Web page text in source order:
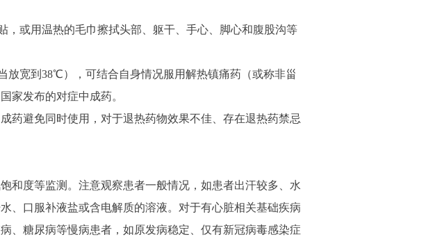
或用温热的毛巾擦拭头部、躯干、手心、脚心和腹股沟等
宽到38℃），可结合自身情况服用解热镇痛药（或称非甾
家发布的对症中成药。
避免同时使用，对于退热药物效果不佳、存在退热药禁忌
度等监测。注意观察患者一般情况，如患者出汗较多、水
、口服补液盐或含电解质的溶液。对于有心脏相关基础疾病
、糖尿病等慢病患者，如原发病稳定、仅有新冠病毒感染症